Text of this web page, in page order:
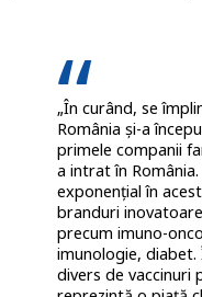
„În curând, se
România și-a
primele companii
a intrat în
exponențial în
branduri
precum imuno-
imunologie,
divers de vaccinuri